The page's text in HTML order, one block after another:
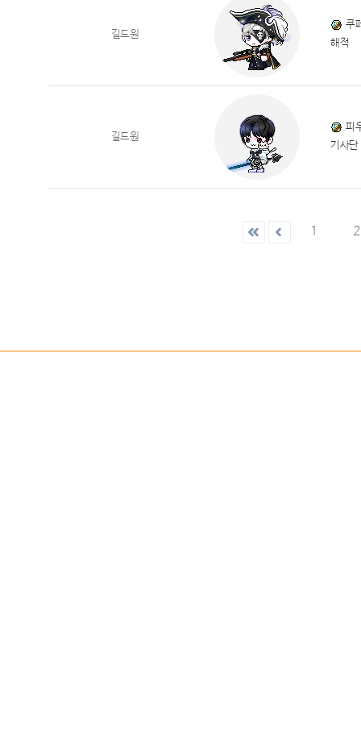
길드원
쿠
해적
길드원
피
기사단
1 2